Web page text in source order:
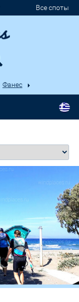
Все споты
Фанес